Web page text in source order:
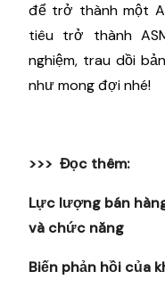
để trở thành một
tiêu trở thành
nghiệm, trau dồi
như mong đợi nhé!
>>> Đọc thêm:
Lực lượng bán
và chức năng
Biến phản hồi của